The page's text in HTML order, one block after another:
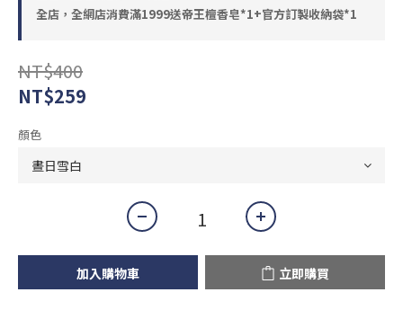
全店，全網店消費滿1999送帝王檀香皂*1+官方訂製收納袋*1
NT$400
NT$259
顏色
加入購物車 立即購買